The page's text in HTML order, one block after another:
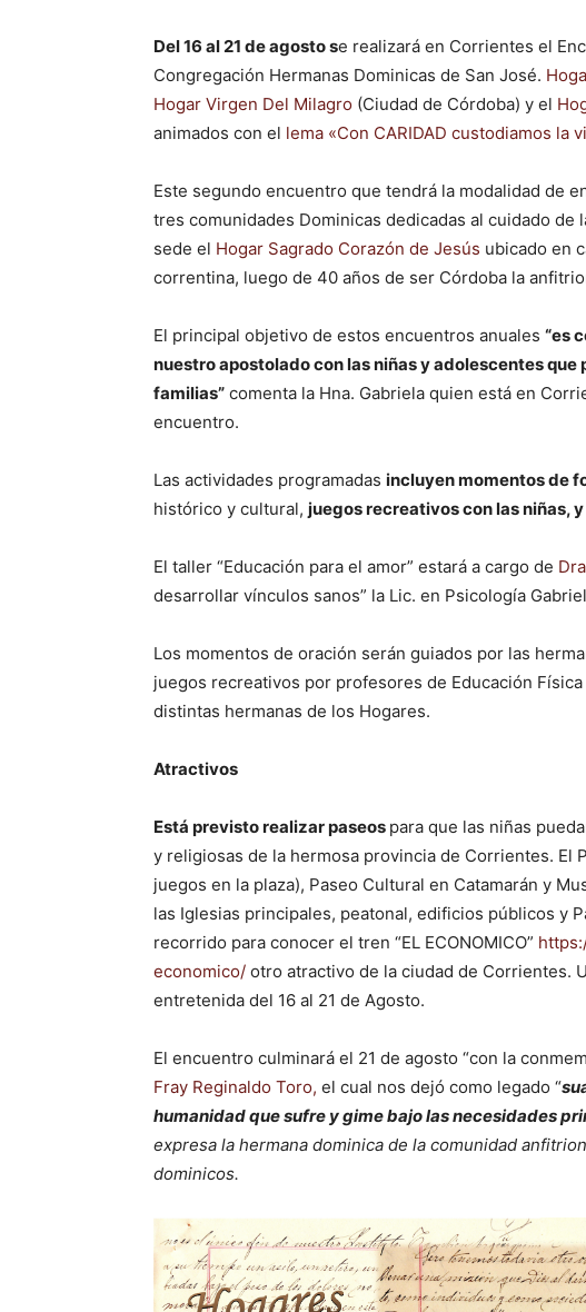
Del 16 al 21 de agosto se realizará en Corrientes el
Congregación Hermanas Dominicas de San José.
Hogar Virgen Del Milagro (Ciudad de Córdoba) y el
animados con el lema «Con CARIDAD custodiamos la
Este segundo encuentro que tendrá la modalidad de
tres comunidades Dominicas dedicadas al cuidado de
sede el Hogar Sagrado Corazón de Jesús ubicado en
correntina, luego de 40 años de ser Córdoba la
El principal objetivo de estos encuentros anuales “es
nuestro apostolado con las niñas y adolescentes
familias” comenta la Hna. Gabriela quien está en
encuentro.
Las actividades programadas incluyen momentos de
histórico y cultural, juegos recreativos con las niñas,
El taller “Educación para el amor” estará a cargo de
desarrollar vínculos sanos” la Lic. en Psicología
Los momentos de oración serán guiados por las
juegos recreativos por profesores de Educación
distintas hermanas de los Hogares.
Atractivos
Está previsto realizar paseos para que las niñas
y religiosas de la hermosa provincia de Corrientes. El
juegos en la plaza), Paseo Cultural en Catamarán y
las Iglesias principales, peatonal, edificios públicos y
recorrido para conocer el tren “EL ECONOMICO”
economico/ otro atractivo de la ciudad de Corrientes.
entretenida del 16 al 21 de Agosto.
El encuentro culminará el 21 de agosto “con la
Fray Reginaldo Toro, el cual nos dejó como legado “
humanidad que sufre y gime bajo las necesidades
expresa la hermana dominica de la comunidad
dominicos.